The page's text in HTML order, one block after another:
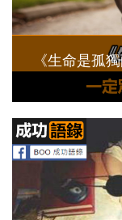
《生命是孤